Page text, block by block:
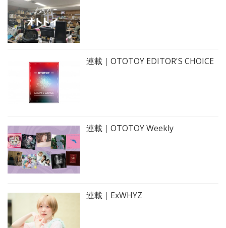
連載｜OTOTOY EDITOR'S CHOICE
連載｜OTOTOY Weekly
連載｜ExWHYZ